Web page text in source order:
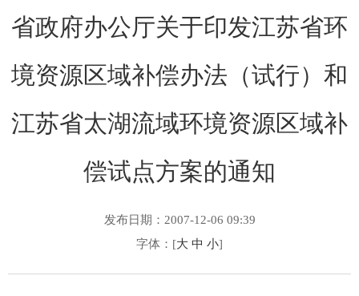
省政府办公厅关于印发江苏省环
境资源区域补偿办法（试行）和
江苏省太湖流域环境资源区域补
偿试点方案的通知
发布日期：2007-12-06 09:39
字体：[大 中 小]